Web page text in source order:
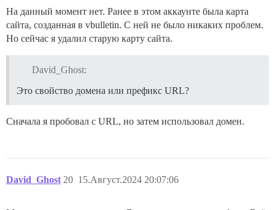
На данный момент нет. Ранее в этом аккаунте была карта
сайта, созданная в vbulletin. С ней не было никаких проблем.
Но сейчас я удалил старую карту сайта.
David_Ghost:
Это свойство домена или префикс URL?
Сначала я пробовал с URL, но затем использовал домен.
David_Ghost 15.Август.2024 20:07:06
20